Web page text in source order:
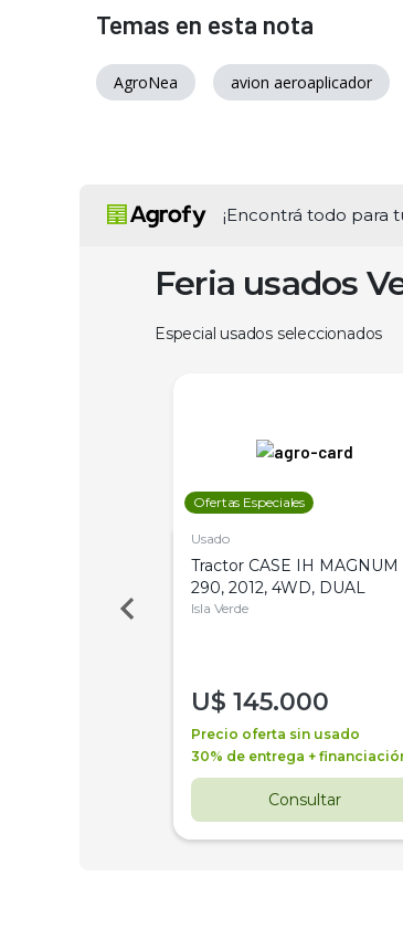
Temas en esta nota
AgroNea avion aeroaplicador
¡Encontrá todo para
Feria usados
Especial usados seleccionados
Ofertas Especiales
Usado
Tractor CASE IH MAGNUM
290, 2012, 4WD, DUAL
Isla Verde
U$ 145.000
Precio oferta sin usado
30% de entrega +
Consultar